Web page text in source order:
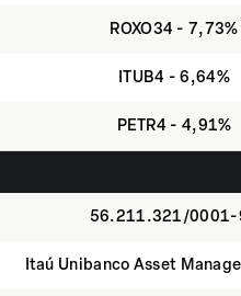
ROXO34 - 7,73%
ITUB4 - 6,64%
PETR4 - 4,91%
56.211.321/
Itaú Unibanco Asset